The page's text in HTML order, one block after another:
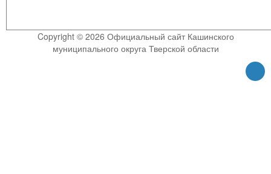
Copyright © 2026 Официальный сайт Кашинского
муниципального округа Тверской области